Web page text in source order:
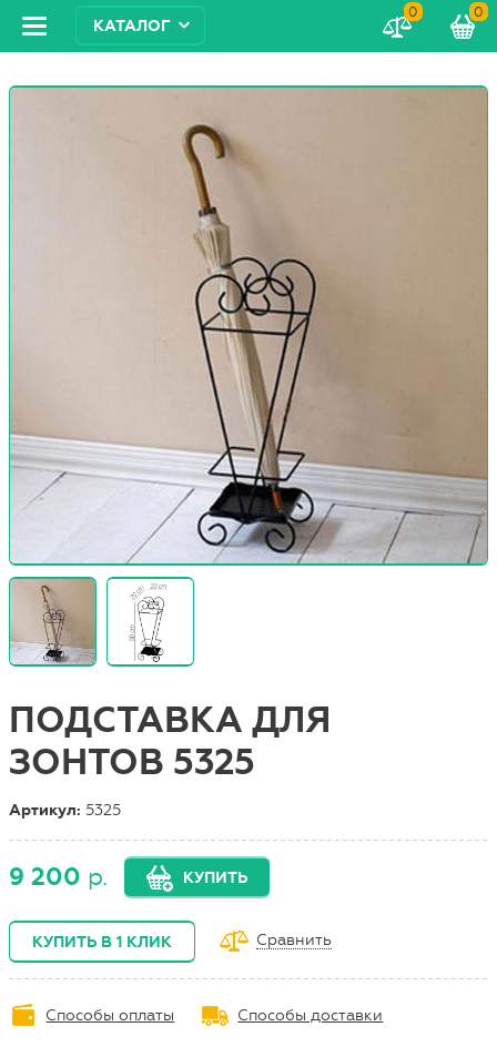
КАТАЛОГ
0 0
ПОДСТАВКА ДЛЯ
ЗОНТОВ 5325
Артикул: 5325
9 200 р. КУПИТЬ
КУПИТЬ В 1 КЛИК Сравнить
Способы оплаты Способы доставки